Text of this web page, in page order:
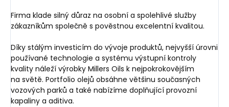
Firma klade silný důraz na osobní a spolehlivé služby
zákazníkům společně s pověstnou excelentní kvalitou.
Díky stálým investicím do vývoje produktů, nejvyšší úrovni
používané technologie a systému výstupní kontroly
kvality náleží výrobky Millers Oils k nejpokrokovějším
na světě. Portfolio olejů obsáhne většinu současných
vozových parků a také nabízíme doplňující provozní
kapaliny a aditiva.